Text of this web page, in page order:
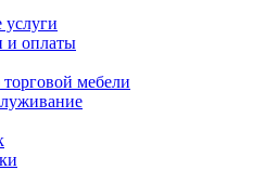
и оплаты
мебели